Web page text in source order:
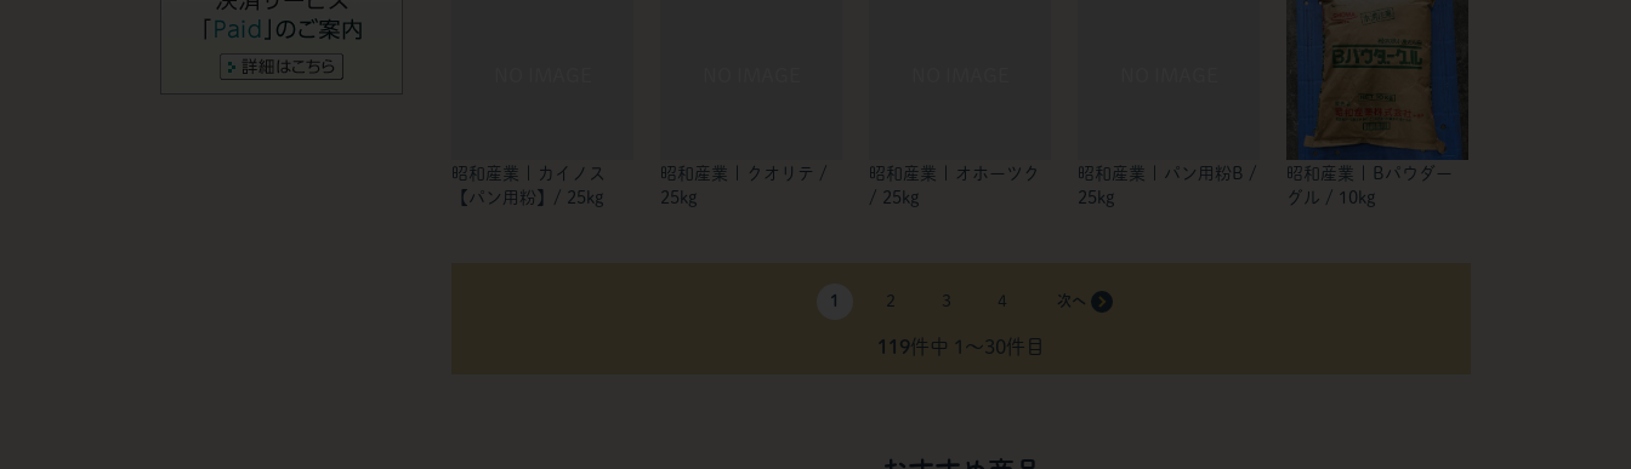
昭和産業 | カイノス
【パン用粉】/ 25kg
昭和産業 | クオリテ /
25kg
昭和産業 | オホーツク
/ 25kg
昭和産業 | パン用粉B /
25kg
昭和産業 | Bパウダー
グル / 10kg
119件中 1〜30件目
1 2 3 4